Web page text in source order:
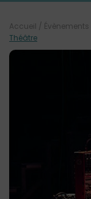
Accueil / Évènements
Théâtre